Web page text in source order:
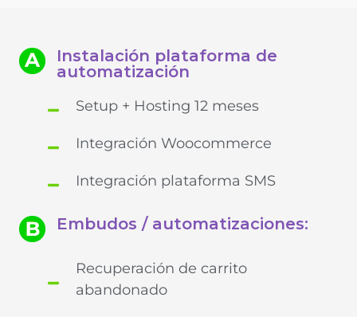
Instalación plataforma de
automatización
Setup + Hosting 12 meses
Integración Woocommerce
Integración plataforma SMS
Embudos / automatizaciones:
Recuperación de carrito
abandonado